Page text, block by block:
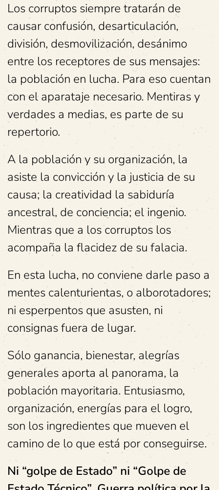
Los corruptos siempre tratarán de
causar confusión, desarticulación,
división, desmovilización, desánimo
entre los receptores de sus mensajes:
la población en lucha. Para eso cuentan
con el aparataje necesario. Mentiras y
verdades a medias, es parte de su
repertorio.
A la población y su organización, la
asiste la convicción y la justicia de su
causa; la creatividad la sabiduría
ancestral, de conciencia; el ingenio.
Mientras que a los corruptos los
acompaña la flacidez de su falacia.
En esta lucha, no conviene darle paso a
mentes calenturientas, o alborotadores;
ni esperpentos que asusten, ni
consignas fuera de lugar.
Sólo ganancia, bienestar, alegrías
generales aporta al panorama, la
población mayoritaria. Entusiasmo,
organización, energías para el logro,
son los ingredientes que mueven el
camino de lo que está por conseguirse.
Ni “golpe de Estado” ni “Golpe de